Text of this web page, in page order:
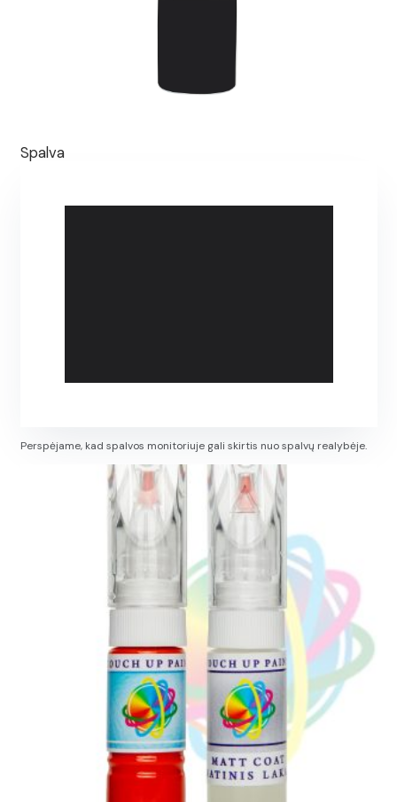
Spalva
Perspėjame, kad spalvos monitoriuje gali skirtis nuo spalvų realybėje.